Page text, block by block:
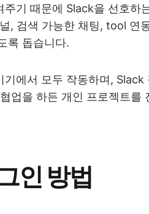
주기 때문에 Slack을 선호하
, 검색 가능한 채팅, tool 연
록 돕습니다.
기에서 모두 작동하며,
업을 하든 개인 프로젝트를
인 방법